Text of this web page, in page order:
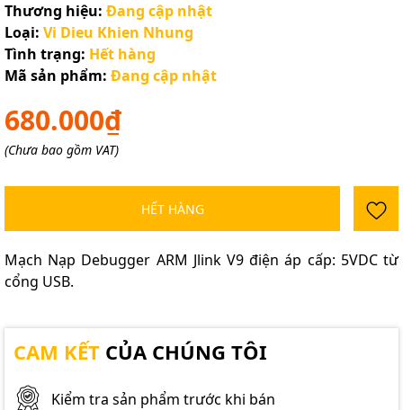
Thương hiệu: Đang cập nhật
Loại: Vi Dieu Khien Nhung
Tình trạng: Hết hàng
Mã sản phẩm: Đang cập nhật
680.000₫
(Chưa bao gồm VAT)
HẾT HÀNG
Mạch Nạp Debugger ARM Jlink V9 điện áp cấp: 5VDC từ
cổng USB.
CAM KẾT CỦA CHÚNG TÔI
Kiểm tra sản phẩm trước khi bán